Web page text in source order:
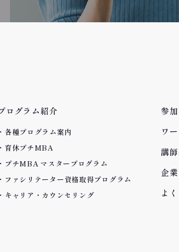
ログラム紹介
各種プログラム案内
育休プチMBA
プチMBA マスタープログラム
ファシリテーター資格取得プログラム
キャリア・カウンセリング
参
ワ
講
企
よ